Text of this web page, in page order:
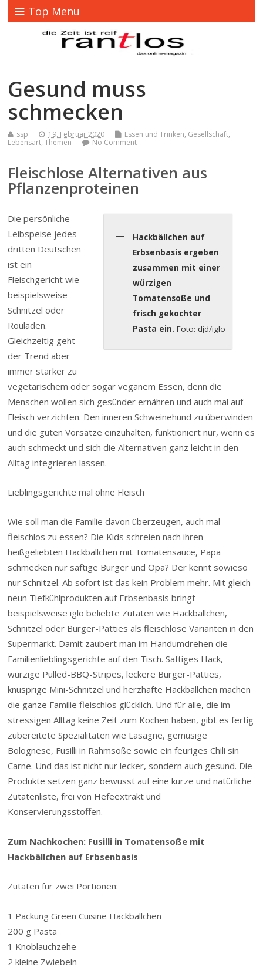
Top Menu
Gesund muss
schmecken
ssp 19. Februar 2020 Essen und Trinken, Gesellschaft,
Lebensart,Themen No Comment
Fleischlose Alternativen aus
Pflanzenproteinen
Hackbällchen auf
Erbsenbasis ergeben
zusammen mit einer
würzigen
Tomatensoße und
frisch gekochter
Pasta ein. Foto: djd/iglo
Die persönliche
Leibspeise jedes
dritten Deutschen
ist ein
Fleischgericht wie
beispielsweise
Schnitzel oder
Rouladen.
Gleichzeitig geht
der Trend aber
immer stärker zu
vegetarischem oder sogar veganem Essen, denn die
Menschen wollen sich gesünder ernähren und auch mal auf
Fleisch verzichten. Den inneren Schweinehund zu überwinden
und die guten Vorsätze einzuhalten, funktioniert nur, wenn es
auch schmeckt und sich die Alternativen ganz leicht in den
Alltag integrieren lassen.
Lieblingsgerichte mal ohne Fleisch
Wie soll man die Familie davon überzeugen, auch mal
fleischlos zu essen? Die Kids schreien nach ihren
heißgeliebten Hackbällchen mit Tomatensauce, Papa
schmecken nur saftige Burger und Opa? Der kennt sowieso
nur Schnitzel. Ab sofort ist das kein Problem mehr. Mit gleich
neun Tiefkühlprodukten auf Erbsenbasis bringt
beispielsweise iglo beliebte Zutaten wie Hackbällchen,
Schnitzel oder Burger-Patties als fleischlose Varianten in den
Supermarkt. Damit zaubert man im Handumdrehen die
Familienlieblingsgerichte auf den Tisch. Saftiges Hack,
würzige Pulled-BBQ-Stripes, leckere Burger-Patties,
knusprige Mini-Schnitzel und herzhafte Hackbällchen machen
die ganze Familie fleischlos glücklich. Und für alle, die im
stressigen Alltag keine Zeit zum Kochen haben, gibt es fertig
zubereitete Spezialitäten wie Lasagne, gemüsige
Bolognese, Fusilli in Rahmsoße sowie ein feuriges Chili sin
Carne. Und das ist nicht nur lecker, sondern auch gesund. Die
Produkte setzen ganz bewusst auf eine kurze und natürliche
Zutatenliste, frei von Hefeextrakt und
Konservierungsstoffen.
Zum Nachkochen: Fusilli in Tomatensoße mit
Hackbällchen auf Erbsenbasis
Zutaten für zwei Portionen:
1 Packung Green Cuisine Hackbällchen
200 g Pasta
1 Knoblauchzehe
2 kleine Zwiebeln